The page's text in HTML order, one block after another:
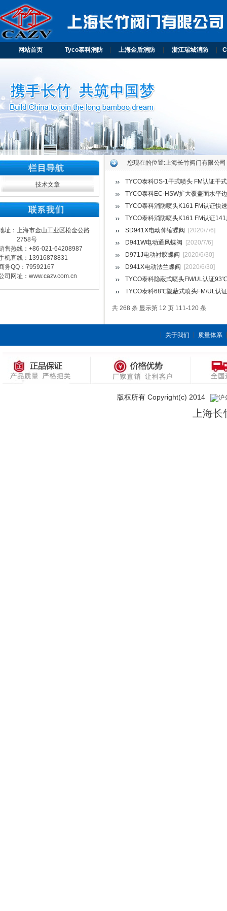
网站首页 Tyco泰科消防 上海金盾消防 浙江瑞城消防
技术文章
址：上海市金山工业区松金公路
号
售热线：+86-021-64208987
机直线：13916878831
务QQ：79592167
司网址：www.cazv.com.cn
您现在的位置:上海长竹阀门有限公司
TYCO泰科DS-1干式喷头 FM认证干
TYCO泰科EC-HSW扩大覆盖面水平
TYCO泰科消防喷头K161 FM认证快
TYCO泰科消防喷头K161 FM认证
SD941X电动伸缩蝶阀
[2020/7/6]
D941W电动通风蝶阀
[2020/7/6]
D971J电动衬胶蝶阀
[2020/6/30]
D941X电动法兰蝶阀
[2020/6/30]
TYCO泰科隐蔽式喷头FM/UL认证
TYCO泰科68℃隐蔽式喷头FM/UL认
共 268 条 显示第 12 页 111-120 条
关于我们 质量体系
版权所有 Copyright(c) 2014 沪
上海